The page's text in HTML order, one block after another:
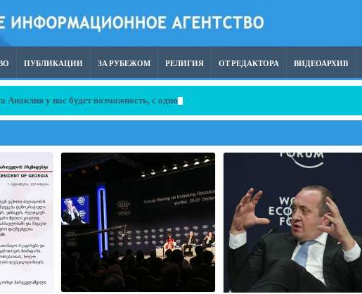
ПУБЛИКАЦИИ ЗА РУБЕЖОМ РЕЛИГИЯ ОТ РЕДАКТОРА ВИДЕОАРХИВ
у нас будет возможность, с одной стороны, чтобы порт находился в